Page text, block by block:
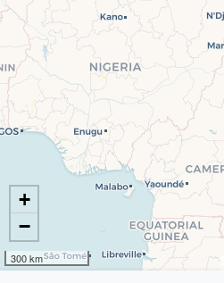
+
−
300 km